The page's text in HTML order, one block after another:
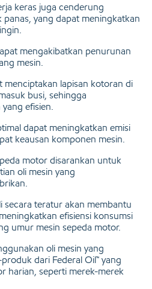
keras juga cenderung
panas, yang dapat meningkatkan
mengakibatkan penurunan
mesin.
menciptakan lapisan kotoran di
busi, sehingga
efisien.
dapat meningkatkan emisi
keausan komponen mesin.
motor disarankan untuk
oli mesin yang
secara teratur akan membantu
efisiensi konsumsi
umur mesin sepeda motor.
oli mesin yang
dari Federal Oil™ yang
harian, seperti merek-merek